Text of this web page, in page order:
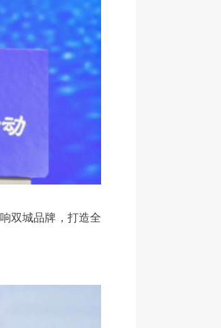
双城品牌，打造全